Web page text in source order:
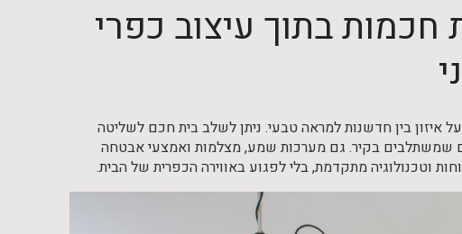
חכמות בתוך עיצוב כפרי
איזון בין חדשנות למראה טבעי. ניתן לשלב בית חכם לשליטה
שמשתלבים בקיר. גם מערכות שמע, מצלמות ואמצעי אבטחה
וטכנולוגיה מתקדמת, בלי לפגוע באווירה הכפרית של הבית.